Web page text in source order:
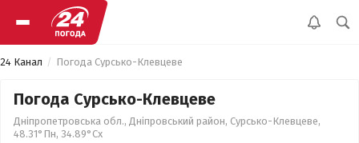
24 Канал Погода Сурсько-Клевцеве
Погода Сурсько-Клевцеве
Дніпропетровська обл., Дніпровський район, Сурсько-Клевцеве,
48.31°Пн, 34.89°Сх